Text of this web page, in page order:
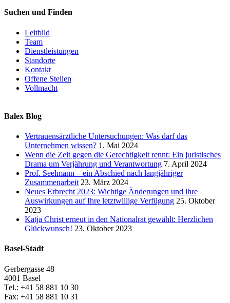
Suchen und Finden
Leitbild
Team
Dienstleistungen
Standorte
Kontakt
Offene Stellen
Vollmacht
Balex Blog
Vertrauensärztliche Untersuchungen: Was darf das
Unternehmen wissen? 1. Mai 2024
Wenn die Zeit gegen die Gerechtigkeit rennt: Ein juristisches
Drama um Verjährung und Verantwortung 7. April 2024
Prof. Seelmann – ein Abschied nach langjähriger
Zusammenarbeit 23. März 2024
Neues Erbrecht 2023: Wichtige Änderungen und ihre
Auswirkungen auf Ihre letztwillige Verfügung 25. Oktober
2023
Katja Christ erneut in den Nationalrat gewählt: Herzlichen
Glückwunsch! 23. Oktober 2023
Basel-Stadt
Gerbergasse 48
4001 Basel
Tel.: +41 58 881 10 30
Fax: +41 58 881 10 31